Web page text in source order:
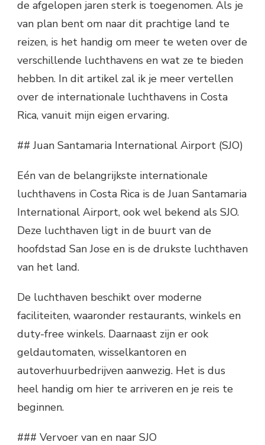
de afgelopen jaren sterk is toegenomen. Als je
van plan bent om naar dit prachtige land te
reizen, is het handig om meer te weten over de
verschillende luchthavens en wat ze te bieden
hebben. In dit artikel zal ik je meer vertellen
over de internationale luchthavens in Costa
Rica, vanuit mijn eigen ervaring.
## Juan Santamaria International Airport (SJO)
Eén van de belangrijkste internationale
luchthavens in Costa Rica is de Juan Santamaria
International Airport, ook wel bekend als SJO.
Deze luchthaven ligt in de buurt van de
hoofdstad San Jose en is de drukste luchthaven
van het land.
De luchthaven beschikt over moderne
faciliteiten, waaronder restaurants, winkels en
duty-free winkels. Daarnaast zijn er ook
geldautomaten, wisselkantoren en
autoverhuurbedrijven aanwezig. Het is dus
heel handig om hier te arriveren en je reis te
beginnen.
### Vervoer van en naar SJO